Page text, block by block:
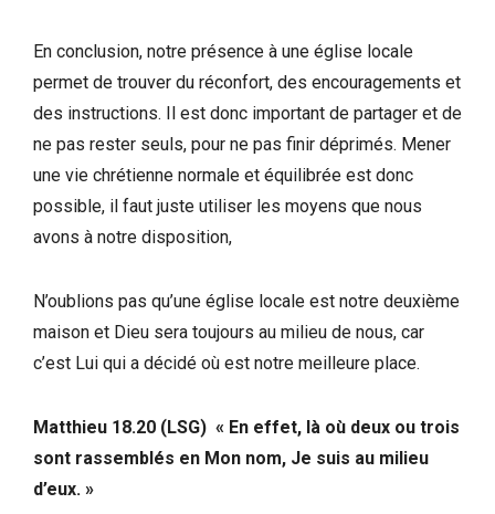
En conclusion, notre présence à une église locale
permet de trouver du réconfort, des encouragements et
des instructions. Il est donc important de partager et de
ne pas rester seuls, pour ne pas finir déprimés. Mener
une vie chrétienne normale et équilibrée est donc
possible, il faut juste utiliser les moyens que nous
avons à notre disposition,
N’oublions pas qu’une église locale est notre deuxième
maison et Dieu sera toujours au milieu de nous, car
c’est Lui qui a décidé où est notre meilleure place.
Matthieu 18.20 (LSG) « En effet, là où deux ou trois
sont rassemblés en Mon nom, Je suis au milieu
d’eux. »